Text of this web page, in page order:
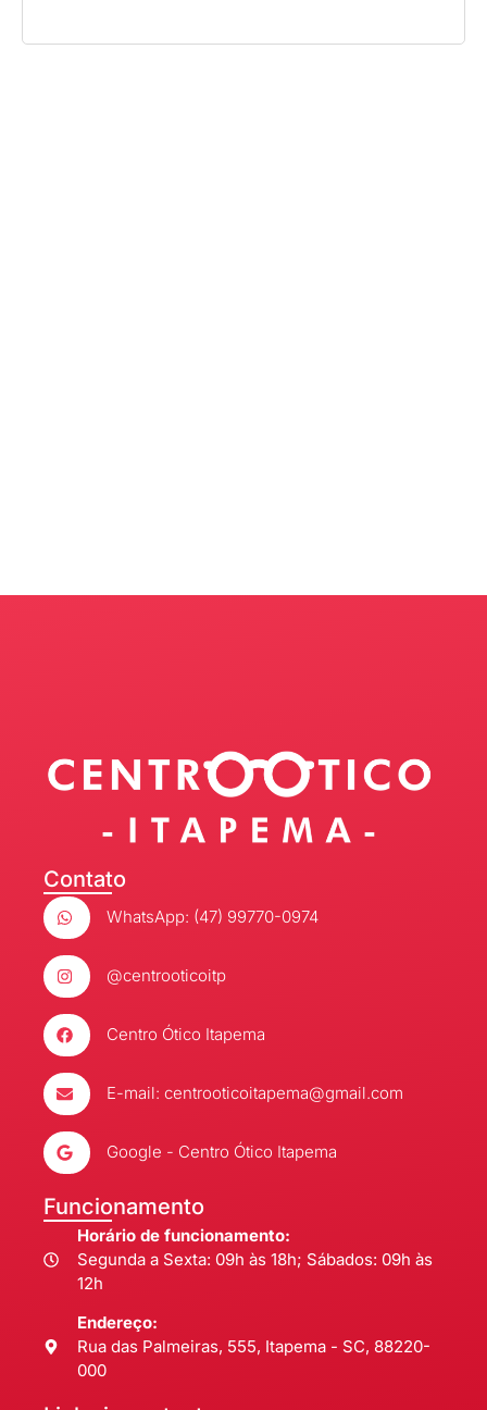
Contato
WhatsApp: (47) 99770-0974
@centrooticoitp
Centro Ótico Itapema
E-mail: centrooticoitapema@gmail.com
Google - Centro Ótico Itapema
Funcionamento
Horário de funcionamento:
Segunda a Sexta: 09h às 18h; Sábados: 09h às
12h
Endereço:
Rua das Palmeiras, 555, Itapema - SC, 88220-
000